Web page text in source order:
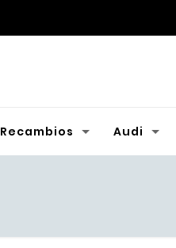
Recambios Audi